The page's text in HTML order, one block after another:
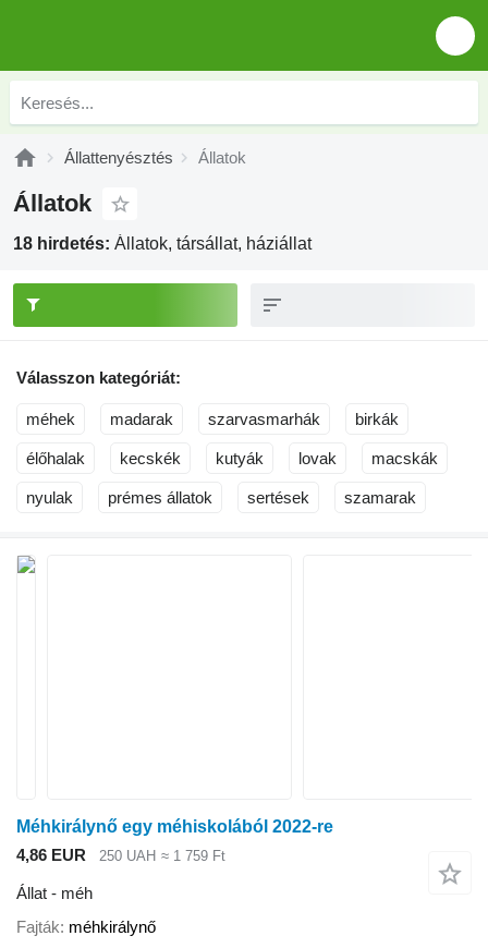
Állattenyésztés Állatok
Állatok
18 hirdetés: Állatok, társállat, háziállat
Válasszon kategóriát:
méhek madarak szarvasmarhák birkák
élőhalak kecskék kutyák lovak macskák
nyulak prémes állatok sertések szamarak
Méhkirálynő egy méhiskolából 2022-re
4,86 EUR
250 UAH ≈ 1 759 Ft
Állat - méh
Fajták méhkirálynő